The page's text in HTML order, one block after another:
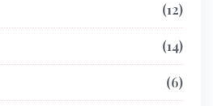
12
14
6